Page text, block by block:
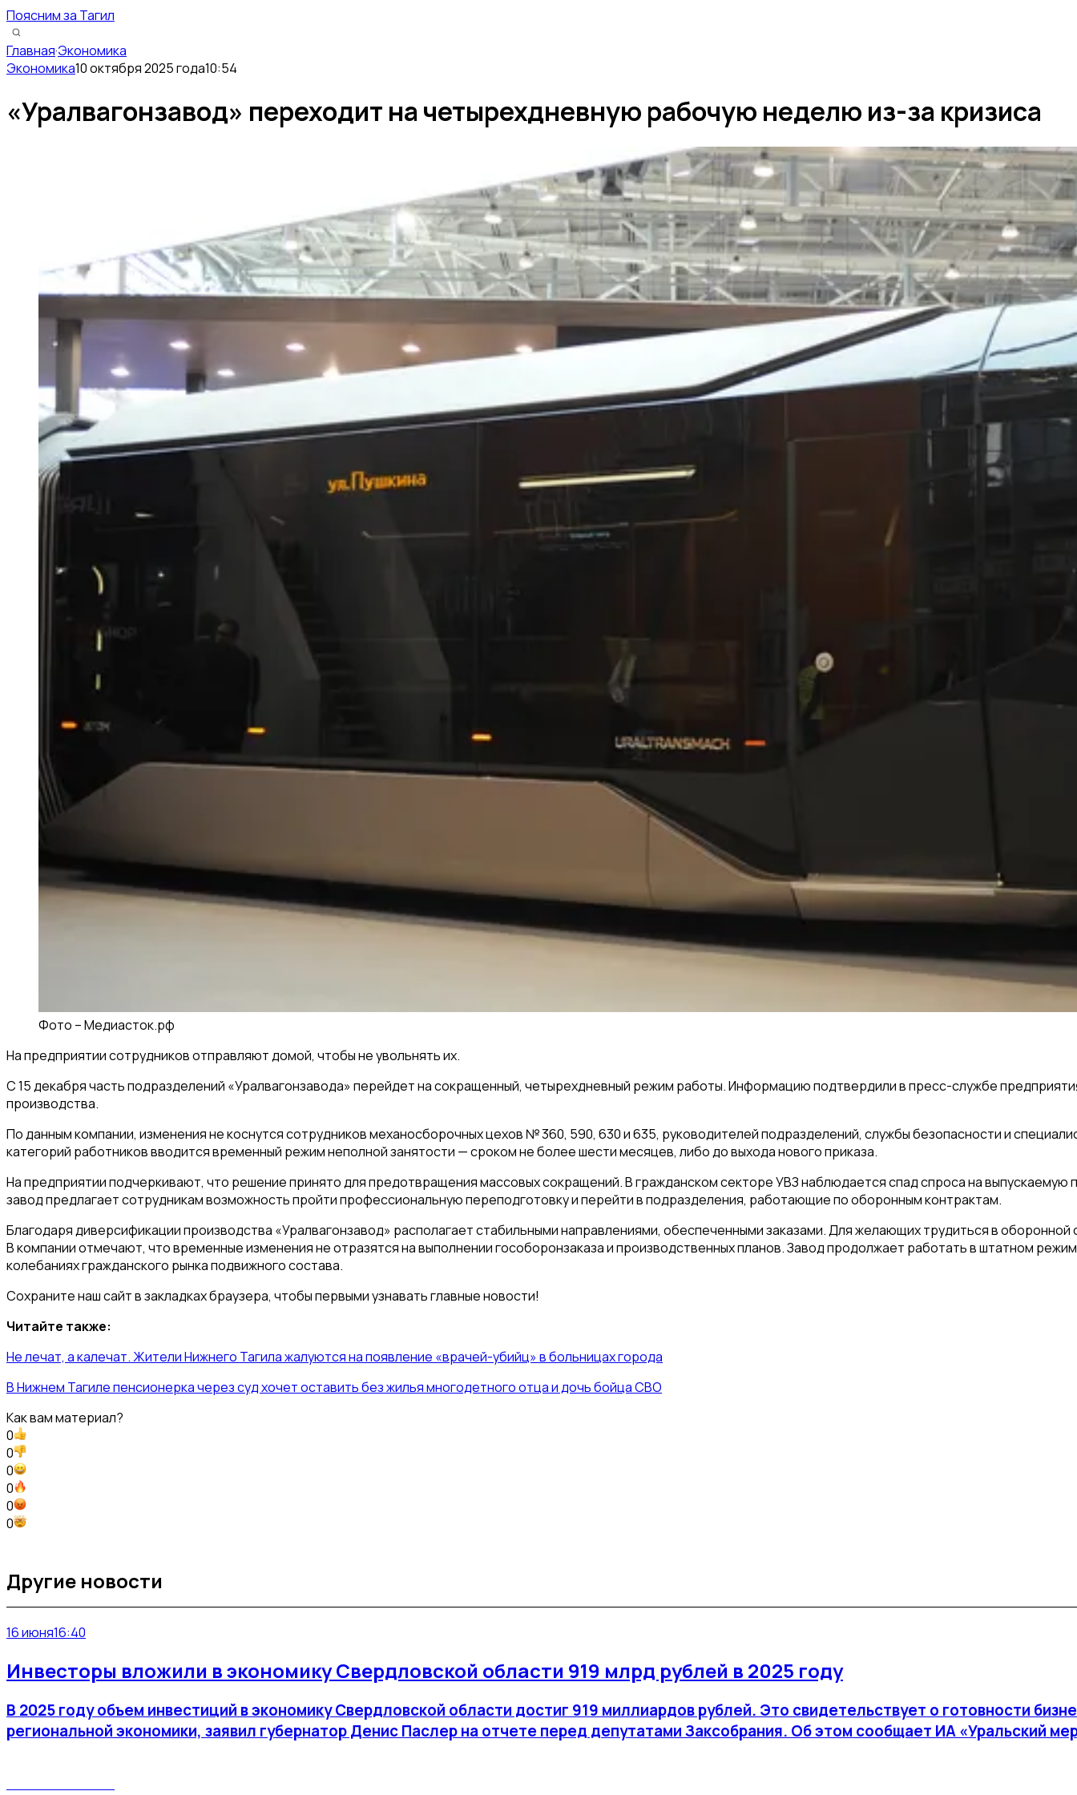
Поясним за Тагил
Главная·Экономика
Экономика10 октября 2025 года10:54
«Уралвагонзавод» переходит на четырехдневную рабочую неделю из-за кризиса
Фото –Медиасток.рф
На предприятии сотрудников отправляют домой, чтобы не увольнять их.
С 15 декабря часть подразделений «Уралвагонзавода» перейдет на сокращенный, четырехдневный режим работы. Информацию подтвердили в пресс-службе
производства.
По данным компании, изменения не коснутся сотрудников механосборочных цехов № 360, 590, 630 и 635, руководителей подразделений, службы безопасности и
категорий работников вводится временный режим неполной занятости — сроком не более шести месяцев, либо до выхода нового приказа.
На предприятии подчеркивают, что решение принято для предотвращения массовых сокращений. В гражданском секторе УВЗ наблюдается спад спроса на
завод предлагает сотрудникам возможность пройти профессиональную переподготовку и перейти в подразделения, работающие по оборонным контрактам.
Благодаря диверсификации производства «Уралвагонзавод» располагает стабильными направлениями, обеспеченными заказами. Для желающих трудиться в
В компании отмечают, что временные изменения не отразятся на выполнении гособоронзаказа и производственных планов. Завод продолжает работать в штатном
колебаниях гражданского рынка подвижного состава.
Сохраните наш сайт в закладках браузера, чтобы первыми узнавать главные новости!
Читайте также:
Не лечат, а калечат. Жители Нижнего Тагила жалуются на появление «врачей-убийц» в больницах города
В Нижнем Тагиле пенсионерка через суд хочет оставить без жилья многодетного отца и дочь бойца СВО
Как вам материал?
0
0
0
0
0
0
Другие новости
16 июня16:40
Инвесторы вложили в экономику Свердловской области 919 млрд рублей в 2025 году
В 2025 году объем инвестиций в экономику Свердловской области достиг 919 миллиардов рублей. Это свидетельствует о готовности
региональной экономики, заявил губернатор Денис Паслер на отчете перед депутатами Заксобрания. Об этом сообщает ИА «Уральский